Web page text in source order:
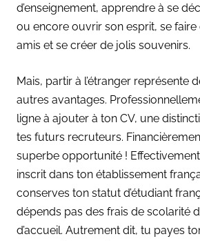
d’enseignement, apprendre à se
ou encore ouvrir son esprit, se
amis et se créer de jolis souvenirs.
Mais, partir à l’étranger représente
autres avantages.
ligne à ajouter à ton CV, une
tes futurs recruteurs.
superbe opportunité !
inscrit dans ton établissement
conserves ton statut d’étudiant
dépends pas des frais de scolarité
d’accueil. Autrement dit, tu payes